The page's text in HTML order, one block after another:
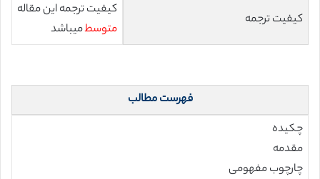
کیفیت ترجمه
کیفیت ترجمه این مقاله
متوسطمیباشد
فهرست مطالب
چکیده
مقدمه
چارچوب مفهومی